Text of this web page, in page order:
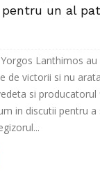
pentru un al
Lanthimos
de victorii si nu
si
in discutii pentru